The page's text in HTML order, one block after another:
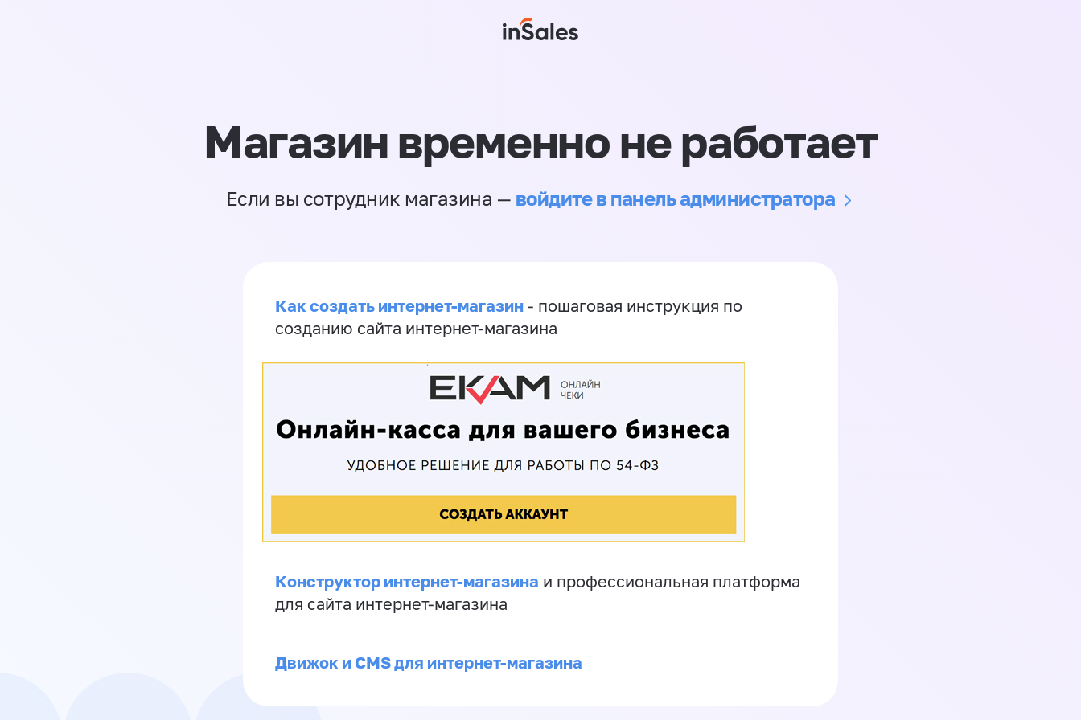
Магазин временно не работает
Если вы сотрудник магазина — войдите в панель администратора
Как создать интернет-магазин - пошаговая инструкция по
созданию сайта интернет-магазина
Конструктор интернет-магазина и профессиональная платформа
для сайта интернет-магазина
Движок и CMS для интернет-магазина